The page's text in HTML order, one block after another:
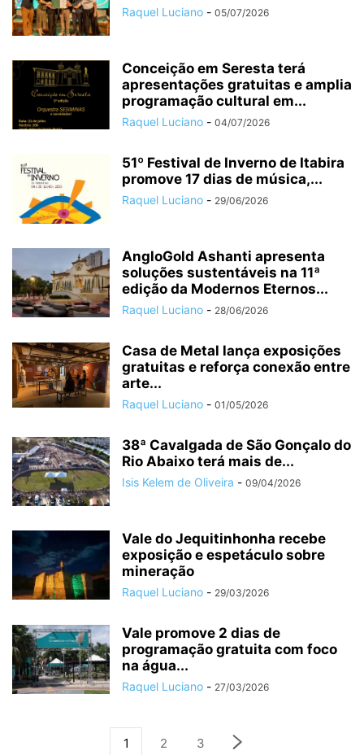
Raquel Luciano - 05/07/2026
Conceição em Seresta terá
apresentações gratuitas e amplia
programação cultural em...
Raquel Luciano - 04/07/2026
51º Festival de Inverno de Itabira
promove 17 dias de música,...
Raquel Luciano - 29/06/2026
AngloGold Ashanti apresenta
soluções sustentáveis na 11ª
edição da Modernos Eternos...
Raquel Luciano - 28/06/2026
Casa de Metal lança exposições
gratuitas e reforça conexão entre
arte...
Raquel Luciano - 01/05/2026
38ª Cavalgada de São Gonçalo do
Rio Abaixo terá mais de...
Isis Kelem de Oliveira - 09/04/2026
Vale do Jequitinhonha recebe
exposição e espetáculo sobre
mineração
Raquel Luciano - 29/03/2026
Vale promove 2 dias de
programação gratuita com foco
na água...
Raquel Luciano - 27/03/2026
1 2 3